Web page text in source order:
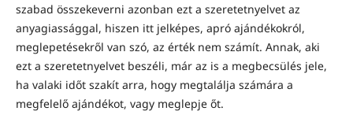
szabad összekeverni azonban ezt a szeretetnyelvet az
anyagiassággal, hiszen itt jelképes, apró ajándékokról,
meglepetésekről van szó, az érték nem számít. Annak, aki
ezt a szeretetnyelvet beszéli, már az is a megbecsülés jele,
ha valaki időt szakít arra, hogy megtalálja számára a
megfelelő ajándékot, vagy meglepje őt.